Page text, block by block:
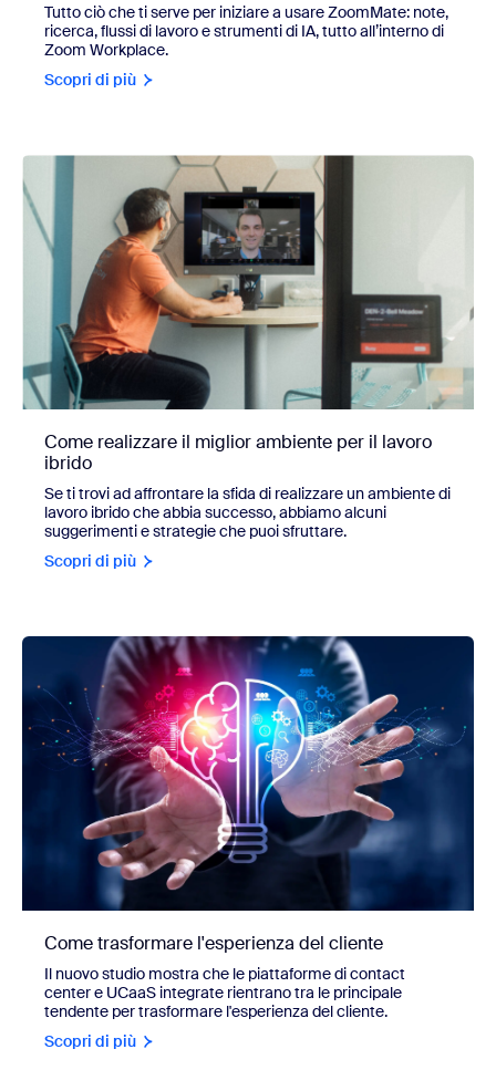
Tutto ciò che ti serve per iniziare a usare ZoomMate: note,
ricerca, flussi di lavoro e strumenti di IA, tutto all’interno di
Zoom Workplace.
Scopri di più
Come realizzare il miglior ambiente per il lavoro
ibrido
Se ti trovi ad affrontare la sfida di realizzare un ambiente di
lavoro ibrido che abbia successo, abbiamo alcuni
suggerimenti e strategie che puoi sfruttare.
Scopri di più
Come trasformare l'esperienza del cliente
Il nuovo studio mostra che le piattaforme di contact
center e UCaaS integrate rientrano tra le principale
tendente per trasformare l'esperienza del cliente.
Scopri di più